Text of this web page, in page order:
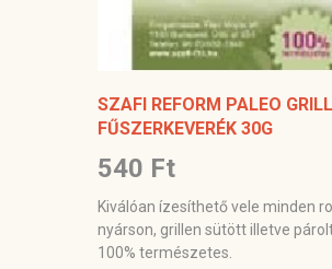
SZAFI REFORM PALEO
FŰSZERKEVERÉK 30G
540 Ft
Kiválóan ízesíthető vele minden
nyárson, grillen sütött illetve
100% természetes.